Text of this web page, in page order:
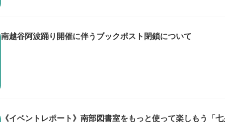
南越谷阿波踊り開催に伴うブックポスト閉鎖について
《イベントレポート》南部図書室をもっと使って楽しもう「七